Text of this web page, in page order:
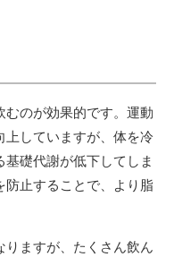
のが効果的です。運動
上していますが、体を冷
礎代謝が低下してしま
止することで、より脂
ますが、たくさん飲ん